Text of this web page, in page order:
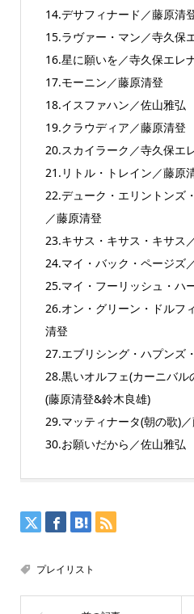
14.デサフィナード／藤原清
15.ラヴァー・マン／寺久保
16.星に願いを／寺久保エレ
17.モーニン／藤原清登
18.イスファハン／佐山雅弘
19.クラウディア／藤原清登
20.スカイラーク／寺久保エ
21.リトル・トレイン／藤原
22.デューク・エリントンズ
／藤原清登
23.キサス・キサス・キサス
24.マイ・バック・ページズ
25.マイ・フーリッシュ・ハ
26.オン・グリーン・ドルフ
清登
27.エブリシング・ハプンズ
28.黒いオルフェ(カーニバル
(藤原清登&鈴木良雄)
29.マッティナータ(朝の歌)
30.お願いだから／佐山雅弘
プレイリスト